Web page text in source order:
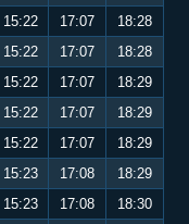
15:22 17:07
18:28
15:22 17:07
18:28
15:22 17:07
18:29
15:22 17:07
18:29
15:22 17:07
18:29
15:23 17:08
18:29
15:23 17:08
18:30